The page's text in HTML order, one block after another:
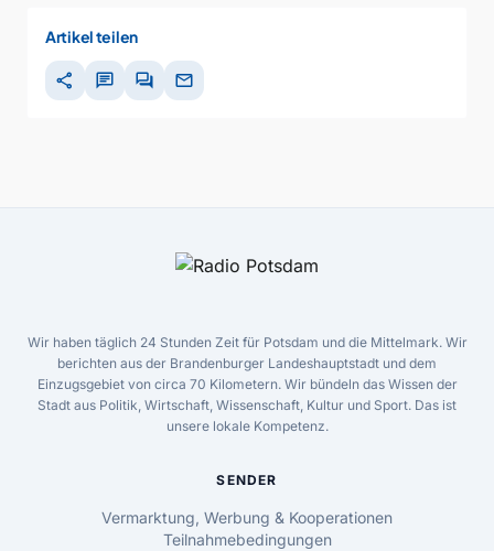
Artikel teilen
share chat forum mail
Wir haben täglich 24 Stunden Zeit für Potsdam und die Mittelmark. Wir
berichten aus der Brandenburger Landeshauptstadt und dem
Einzugsgebiet von circa 70 Kilometern. Wir bündeln das Wissen der
Stadt aus Politik, Wirtschaft, Wissenschaft, Kultur und Sport. Das ist
unsere lokale Kompetenz.
SENDER
Vermarktung, Werbung & Kooperationen
Teilnahmebedingungen